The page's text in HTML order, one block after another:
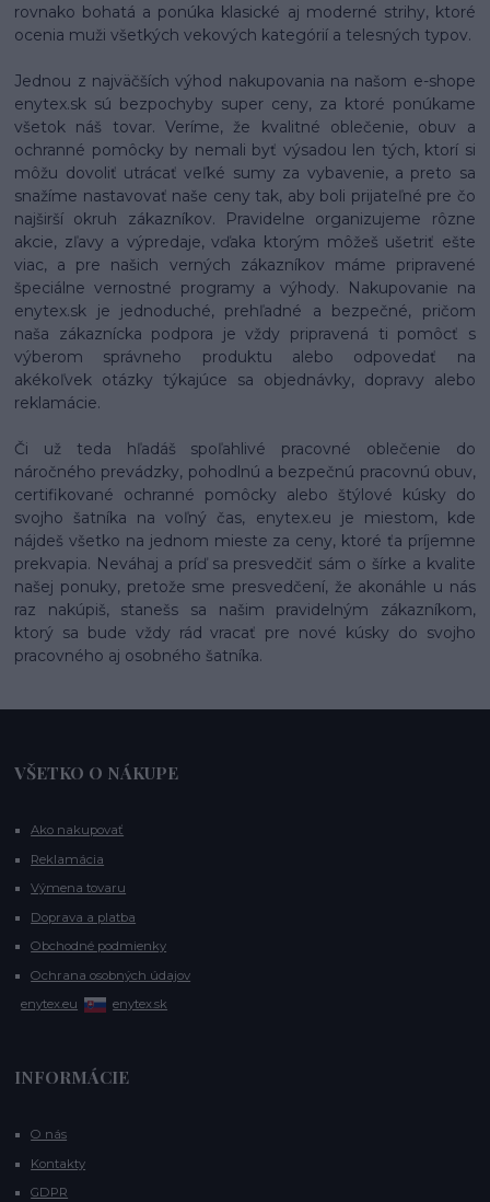
rovnako bohatá a ponúka klasické aj moderné strihy, ktoré
ocenia muži všetkých vekových kategórií a telesných typov.
Jednou z najväčších výhod nakupovania na našom e-shope
enytex.sk sú bezpochyby super ceny, za ktoré ponúkame
všetok náš tovar. Veríme, že kvalitné oblečenie, obuv a
ochranné pomôcky by nemali byť výsadou len tých, ktorí si
môžu dovoliť utrácať veľké sumy za vybavenie, a preto sa
snažíme nastavovať naše ceny tak, aby boli prijateľné pre čo
najširší okruh zákazníkov. Pravidelne organizujeme rôzne
akcie, zľavy a výpredaje, vďaka ktorým môžeš ušetriť ešte
viac, a pre našich verných zákazníkov máme pripravené
špeciálne vernostné programy a výhody. Nakupovanie na
enytex.sk je jednoduché, prehľadné a bezpečné, pričom
naša zákaznícka podpora je vždy pripravená ti pomôcť s
výberom správneho produktu alebo odpovedať na
akékoľvek otázky týkajúce sa objednávky, dopravy alebo
reklamácie.
Či už teda hľadáš spoľahlivé pracovné oblečenie do
náročného prevádzky, pohodlnú a bezpečnú pracovnú obuv,
certifikované ochranné pomôcky alebo štýlové kúsky do
svojho šatníka na voľný čas, enytex.eu je miestom, kde
nájdeš všetko na jednom mieste za ceny, ktoré ťa príjemne
prekvapia. Neváhaj a príď sa presvedčiť sám o šírke a kvalite
našej ponuky, pretože sme presvedčení, že akonáhle u nás
raz nakúpiš, stanešs sa našim pravidelným zákazníkom,
ktorý sa bude vždy rád vracať pre nové kúsky do svojho
pracovného aj osobného šatníka.
VŠETKO O NÁKUPE
Ako nakupovať
Reklamácia
Výmena tovaru
Doprava a platba
Obchodné podmienky
Ochrana osobných údajov
enytex.eu
enytex.sk
INFORMÁCIE
O nás
Kontakty
GDPR